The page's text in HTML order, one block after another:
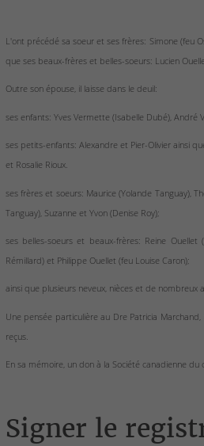
L'ont précédé sa soeur et ses frères: Simone (feu
que ses beaux-frères et belles-soeurs: Lucien
Outre son épouse, il laisse dans le deuil:
ses enfants: Yves Vermette (Isabelle Dubé),
ses petits-enfants: Alexandre et Pier-Olivier ainsi
et Rosalie Rioux.
ses frères et soeurs: Maurice (Yolande Tanguay),
Tanguay), Suzanne et Yvon (Denise Roy);
ses belles-soeurs et beaux-frères: Reine Ouellet
Rémillard) et Philippe Ouellet (feu Louise Caron);
ainsi que plusieurs neveux, nièces et de nombreux
Une pensée particulière au Dre Patricia
reçus.
En sa mémoire, un don à la Société canadienne
Signer le